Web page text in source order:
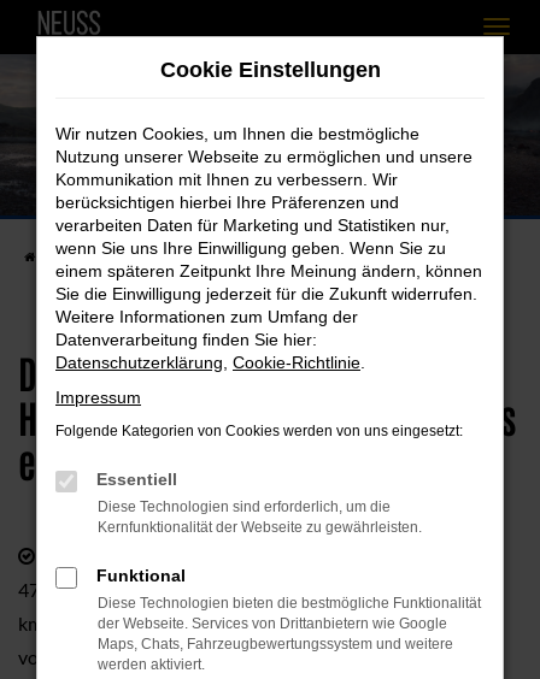
Zum
springen
RS like never before
Der neue Audi RS 5.
Startseite Aktuelles & Angebote RS like never before
Das erste RS-Modell mit Plug-in-
Hybrid-Technologie - jetzt bei uns
erleben.
470 kW (639 PS) maximale Systemleistung, optional 285
km/h Topspeed und alltagstaugliche elektrische Reichweite
von mehr als 80 km im Stadtverkehr
Cookie Einstellungen
Wir nutzen Cookies, um Ihnen die bestmögliche
Nutzung unserer Webseite zu ermöglichen und unsere
Kommunikation mit Ihnen zu verbessern. Wir
berücksichtigen hierbei Ihre Präferenzen und
verarbeiten Daten für Marketing und Statistiken nur,
wenn Sie uns Ihre Einwilligung geben. Wenn Sie zu
einem späteren Zeitpunkt Ihre Meinung ändern, können
Sie die Einwilligung jederzeit für die Zukunft widerrufen.
Weitere Informationen zum Umfang der
Datenverarbeitung finden Sie hier:
Datenschutzerklärung Cookie-Richtlinie
Impressum
Folgende Kategorien von Cookies werden von uns eingesetzt:
Essentiell
Diese Technologien sind erforderlich, um die
Kernfunktionalität der Webseite zu gewährleisten.
Funktional
Diese Technologien bieten die bestmögliche Funktionalität
der Webseite. Services von Drittanbietern wie Google
Maps, Chats, Fahrzeugbewertungssystem und weitere
werden aktiviert.